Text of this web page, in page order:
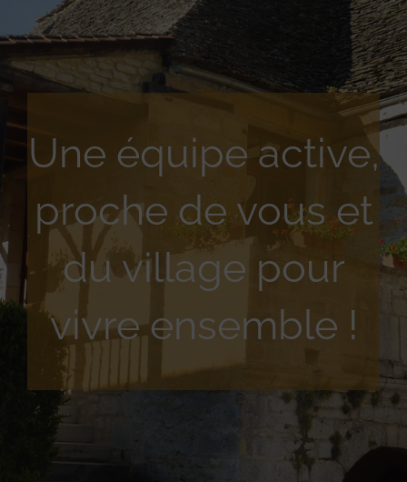
Une équipe active,
proche de vous et
du village pour
vivre ensemble !